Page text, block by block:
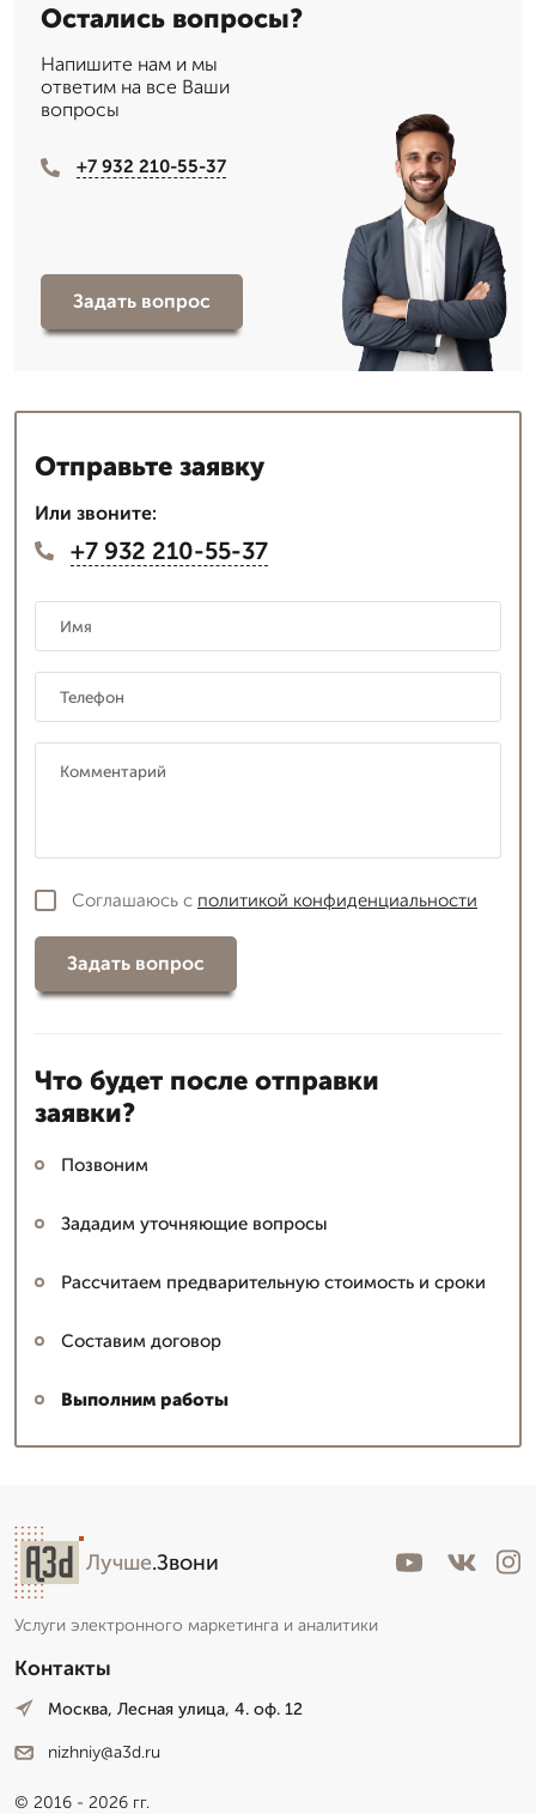
Остались вопросы?
Напишите нам и мы
ответим на все Ваши
вопросы
+7 932 210-55-37
Задать вопрос
Отправьте заявку
Или звоните:
+7 932 210-55-37
Соглашаюсь с политикой конфиденциальности
Задать вопрос
Что будет после отправки
заявки?
Позвоним
Зададим уточняющие вопросы
Рассчитаем предварительную стоимость и сроки
Составим договор
Выполним работы
Лучше.Звони
Услуги электронного маркетинга и аналитики
Контакты
Москва, Лесная улица, 4. оф. 12
nizhniy@a3d.ru
© 2016 - 2026 гг.